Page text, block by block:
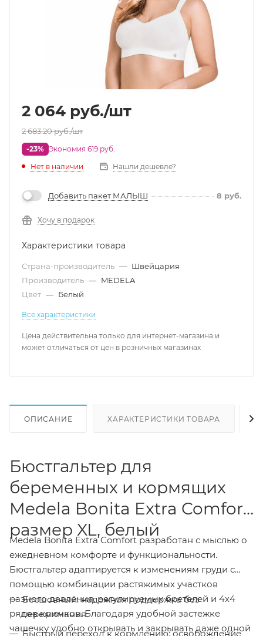
2 064 руб./шт
2 683.20руб./шт
-23% Экономия 619 руб.
Нет в наличии
Нашли дешевле?
Добавить пакет МАЛЫШ 8 руб.
Хочу в подарок
Характеристики товара
Страна-производитель — Швейцария
Производитель — MEDELA
Цвет — Белый
Все характеристики
Цена действительна только для интернет-магазина и
может отличаться от цен в розничных магазинах
ОПИСАНИЕ ХАРАКТЕРИСТИКИ ТОВАРА
Бюстгальтер для
беременных и кормящих
Medela Bonita Extra Comfort,
размер XL, белый
Medela Bonita Extra Comfort разработан с мыслью о
ежедневном комфорте и функциональности.
Бюстгальтер адаптируется к изменениям груди с
помощью комбинации растяжимых участков
разного давления, регулируемых бретелей и 4х4
рядов крючков. Благодаря удобной застежке
чашечку удобно открывать и закрывать даже одной
Бесшовный: надежная поддержка без
пережимания
Быстрый переход к кормлению: освобождение